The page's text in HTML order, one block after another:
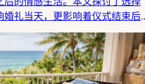
礼当天，更影响着仪式结束后